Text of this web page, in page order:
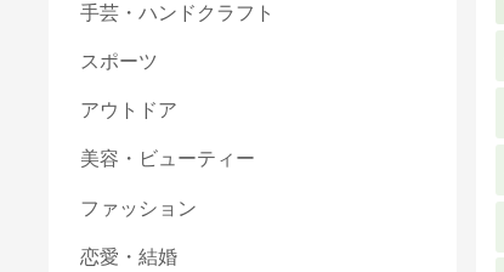
手芸・ハンドクラフト
スポーツ
アウトドア
美容・ビューティー
ファッション
恋愛・結婚